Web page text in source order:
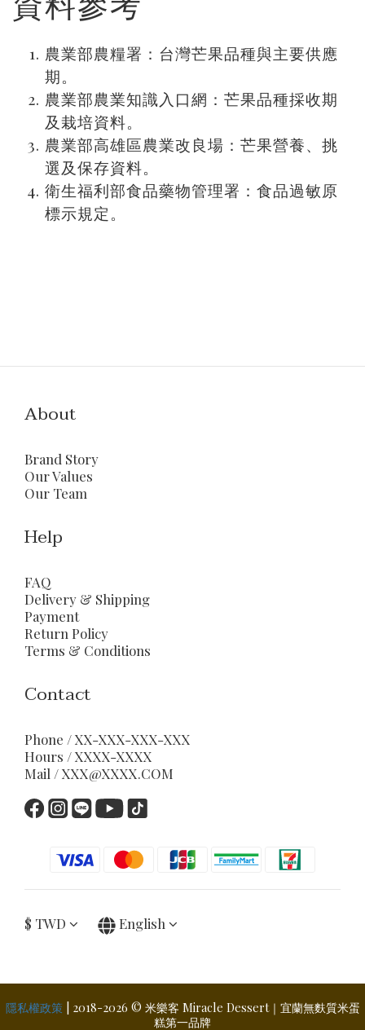
農業部農糧署：台灣芒果品種與主要供應
期。
農業部農業知識入口網：芒果品種採收期
及栽培資料。
農業部高雄區農業改良場：芒果營養、挑
選及保存資料。
衛生福利部食品藥物管理署：食品過敏原
標示規定。
About
Brand Story
Our Values
Our Team
Help
FAQ
Delivery & Shipping
Payment
Return Policy
Terms & Conditions
Contact
Phone / XX-XXX-XXX-XXX
Hours / XXXX-XXXX
Mail / XXX@XXXX.COM
$ TWD English
隱私權政策| 2018-2026 © 米樂客 Miracle Dessert｜宜蘭無麩質米蛋
糕第一品牌